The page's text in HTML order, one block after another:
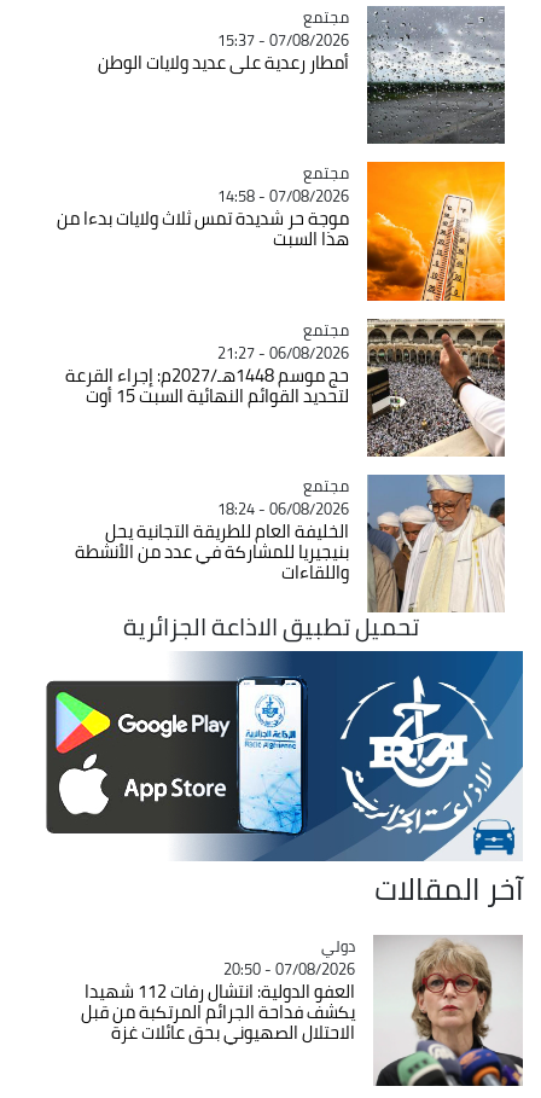
Catégorie
مجتمع
07/08/2026 - 15:37
أمطار رعدية على عديد ولايات الوطن
Catégorie
مجتمع
07/08/2026 - 14:58
موجة حر شديدة تمس ثلاث ولايات بدءا من
هذا السبت
Catégorie
مجتمع
06/08/2026 - 21:27
حج موسم 1448هـ/2027م: إجراء القرعة
لتحديد القوائم النهائية السبت 15 أوت
Catégorie
مجتمع
06/08/2026 - 18:24
الخليفة العام للطريقة التجانية يحل
بنيجيريا للمشاركة في عدد من الأنشطة
واللقاءات
تحميل تطبيق الاذاعة الجزائرية
آخر المقالات
Catégorie
دولي
07/08/2026 - 20:50
العفو الدولية: انتشال رفات 112 شهيدا
يكشف فداحة الجرائم المرتكبة من قبل
الاحتلال الصهيوني بحق عائلات غزة